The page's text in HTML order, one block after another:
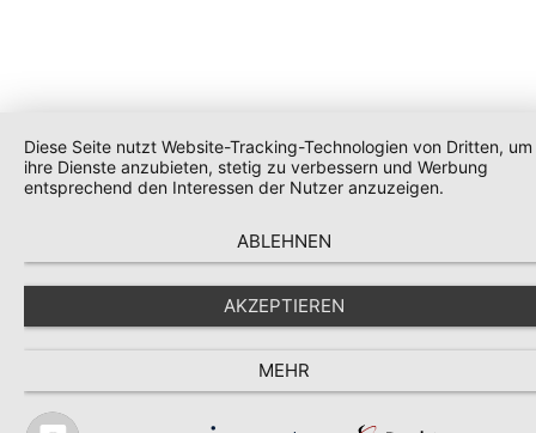
Diese Seite nutzt Website-Tracking-Technologien von Dritten, um
ihre Dienste anzubieten, stetig zu verbessern und Werbung
entsprechend den Interessen der Nutzer anzuzeigen.
ABLEHNEN
AKZEPTIEREN
MEHR